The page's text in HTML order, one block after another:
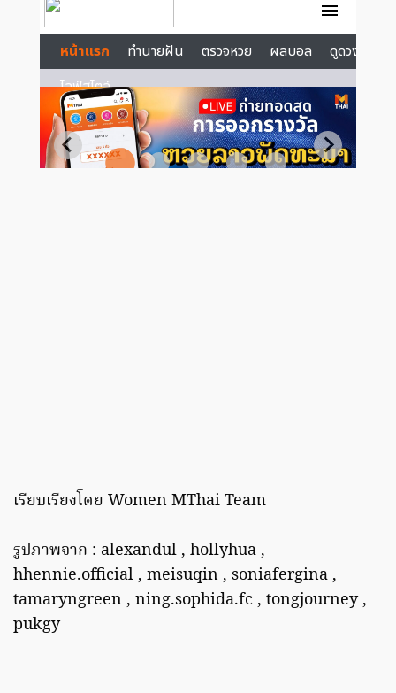
เรียบเรียงโดย Women MThai Team
รูปภาพจาก : alexandul , hollyhua ,
hhennie.official , meisuqin , soniafergina ,
tamaryngreen , ning.sophida.fc , tongjourney ,
pukgy